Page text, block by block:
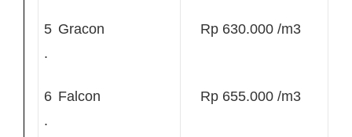
5
.
Gracon Rp 630.000 /m3
6
.
Falcon Rp 655.000 /m3